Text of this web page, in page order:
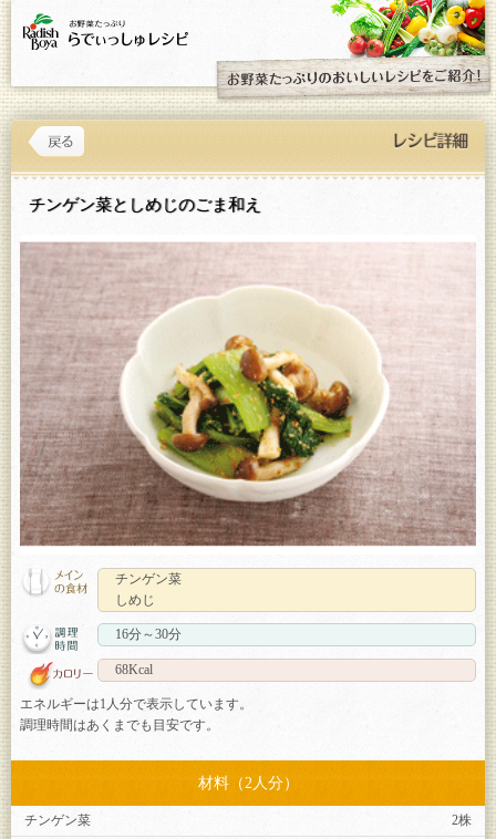
チンゲン菜としめじのごま和え
チンゲン菜
しめじ
16分～30分
68Kcal
エネルギーは1人分で表示しています。
調理時間はあくまでも目安です。
材料（2人分）
チンゲン菜
2株